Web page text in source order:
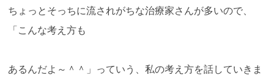
ちょっとそっちに流されがちな治療家さんが多いので、
「こんな考え方も
あるんだよ～＾＾」っていう、私の考え方を話していきま